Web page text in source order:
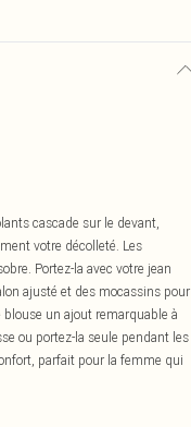
cascade sur le devant,
votre décolleté. Les
Portez-la avec votre jean
ajusté et des mocassins pour
un ajout remarquable à
ou portez-la seule pendant les
parfait pour la femme qui